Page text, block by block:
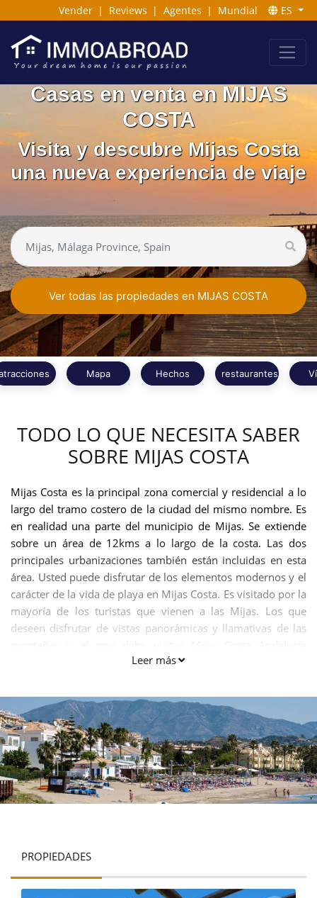
Vender | Reviews | Agentes | Mundial ES
Casas en venta en MIJAS
COSTA
Visita y descubre Mijas Costa
una nueva experiencia de viaje
Ver todas las propiedades en MIJAS COSTA
Mapa Hechos restaurantes
TODO LO QUE NECESITA SABER
SOBRE MIJAS COSTA
Mijas Costa es la principal zona comercial y residencial a lo
largo del tramo costero de la ciudad del mismo nombre. Es
en realidad una parte del municipio de Mijas. Se extiende
sobre un área de 12kms a lo largo de la costa. Las dos
principales urbanizaciones también están incluidas en esta
área. Usted puede disfrutar de los elementos modernos y el
carácter de la vida de playa en Mijas Costa. Es visitado por la
mayoría de los turistas que vienen a las Mijas. Los que
deseen disfrutar de vistas panorámicas y llamativas de las
Leer más
PROPIEDADES